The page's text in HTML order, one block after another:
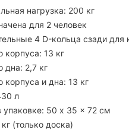
нагрузка: 200 кг
для 2 человек
4 D-кольца сзади для
корпуса: 13 кг
дна: 2,7 кг
корпуса и дна: 13 кг
л
упаковке: 50 x 35 x 72 см
(только доска)